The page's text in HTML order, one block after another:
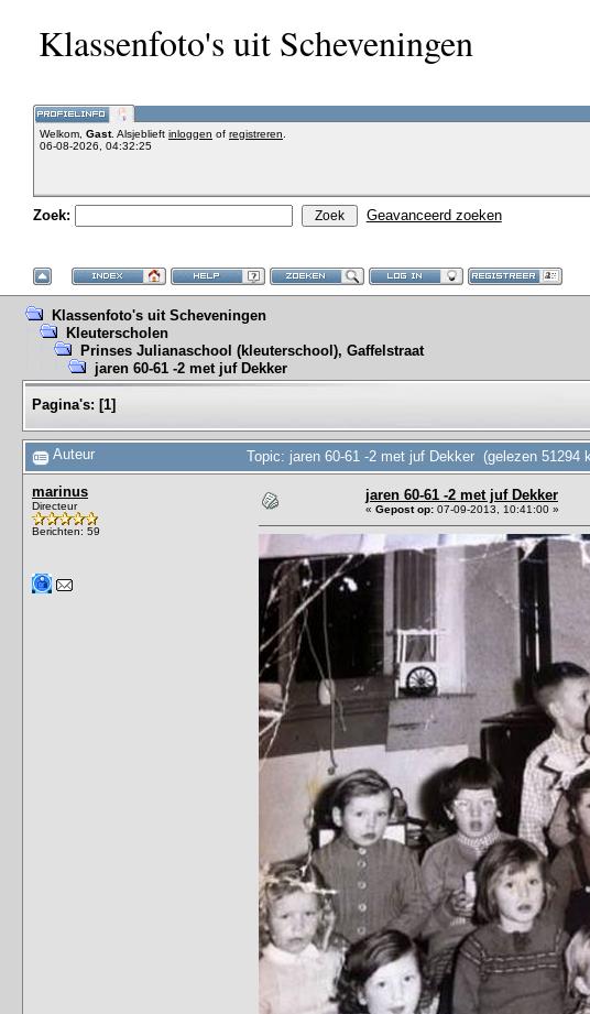
Klassenfoto's uit Scheveningen
Welkom, Gast. Alsjeblieft inloggen of registreren
06-08-2026, 04:32:25
Zoek: Geavanceerd zoeken
Klassenfoto's uit Scheveningen
Kleuterscholen
Prinses Julianaschool (kleuterschool), Gaffelstraat
jaren 60-61 -2 met juf Dekker
Pagina's: [1]
Auteur Topic: jaren 60-61 -2 met juf Dekker (gelezen 51294
marinus
Directeur
Berichten: 59
jaren 60-61 -2 met juf Dekker
« Gepost op: 07-09-2013, 10:41:00 »